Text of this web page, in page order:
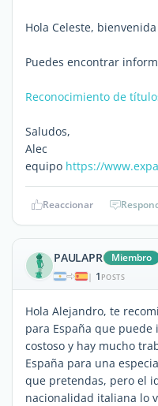
Hola Celeste, bienvenida
Puedes encontrar
Reconocimiento de
Saludos,
Alec
equipo https://
Reaccionar
PAULAPR Miembro
| 1 POSTS
Hola Alejandro, te
para España que
costoso y hay mucho
España para una
que pretendas, pero el
nacionalidad italiana lo